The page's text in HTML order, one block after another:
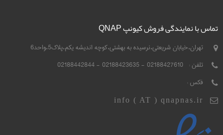
تماس با نمایندگی فروش کیونپ QNAP
تهران،خیابان شریعتی،نرسیده به بهشتی،کوچه اندیشه یکم،پلاک5،واحد6
تلفن : 02188427610 - 02188423635 - 02188442844
فکس :
info ( AT ) qnapnas.ir